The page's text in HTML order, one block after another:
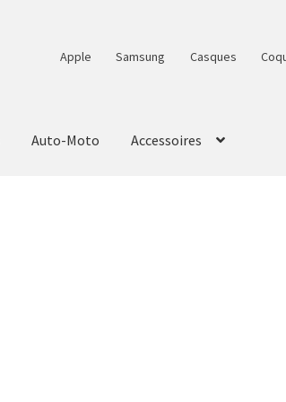
Apple Samsung Casques
Auto-Moto Accessoires